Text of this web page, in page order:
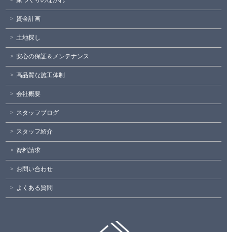
資金計画
土地探し
安心の保証＆メンテナンス
高品質な施工体制
会社概要
スタッフブログ
スタッフ紹介
資料請求
お問い合わせ
よくある質問